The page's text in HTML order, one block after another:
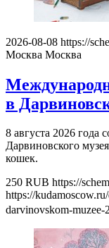
2026-08-08 https://
Москва Москва
в
8 августа 2026 года
Дарвиновского
кошек.
250 RUB https://
https://
darvinovskom-muzee-